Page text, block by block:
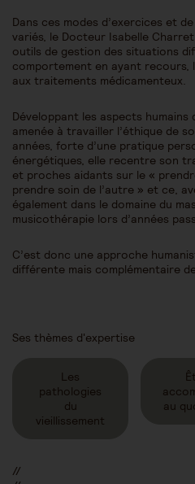
Dans ces modes d’exercices et
variés, le Docteur Isabelle
outils de gestion des situations
comportement en ayant recours,
aux traitements médicamenteux.
Développant les aspects humains
amenée à travailler l’éthique de
années, forte d’une pratique
énergétiques, elle recentre son
et proches aidants sur le «
prendre soin de l’autre » et ce,
également dans le domaine du
musicothérapie lors d’années
C’est donc une approche
différente mais complémentaire
Ses thèmes d'expertise
Les
pathologies
du
vieillissement
au
//